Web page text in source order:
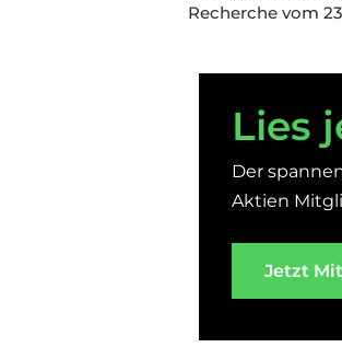
Recherche vom
Lies
Der
Aktien
Jetzt